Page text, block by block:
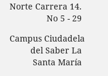
Norte Carrera 14.
No 5 - 29
Campus Ciudadela
del Saber La
Santa María